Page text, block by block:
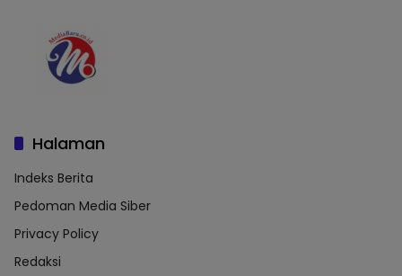
Halaman
Indeks Berita
Pedoman Media Siber
Privacy Policy
Redaksi